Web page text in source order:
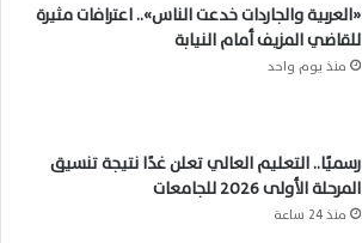
«العربية والجاردات خدعت الناس».. اعترافات مثيرة
للقاضي المزيف أمام النيابة
منذ يوم واحد
رسميًا.. التعليم العالي تعلن غدًا نتيجة تنسيق
المرحلة الأولى 2026 للجامعات
منذ 24 ساعة